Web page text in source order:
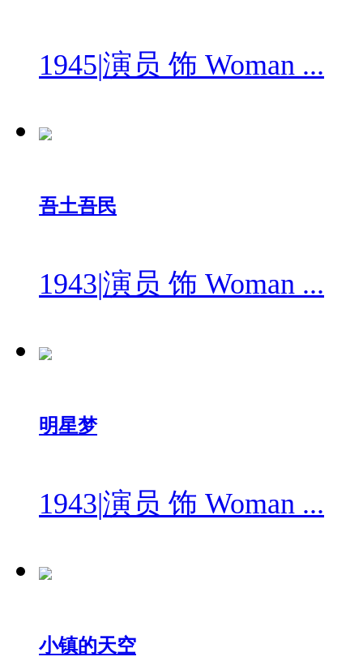
1945|演员 饰 Woman ...
吾土吾民
1943|演员 饰 Woman ...
明星梦
1943|演员 饰 Woman ...
小镇的天空